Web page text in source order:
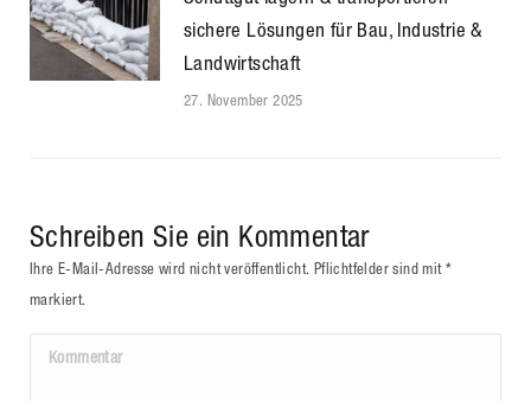
sichere Lösungen für Bau, Industrie &
Landwirtschaft
27. November 2025
Schreiben Sie ein Kommentar
Ihre E-Mail-Adresse wird nicht veröffentlicht. Pflichtfelder sind mit *
markiert.
Kommentar